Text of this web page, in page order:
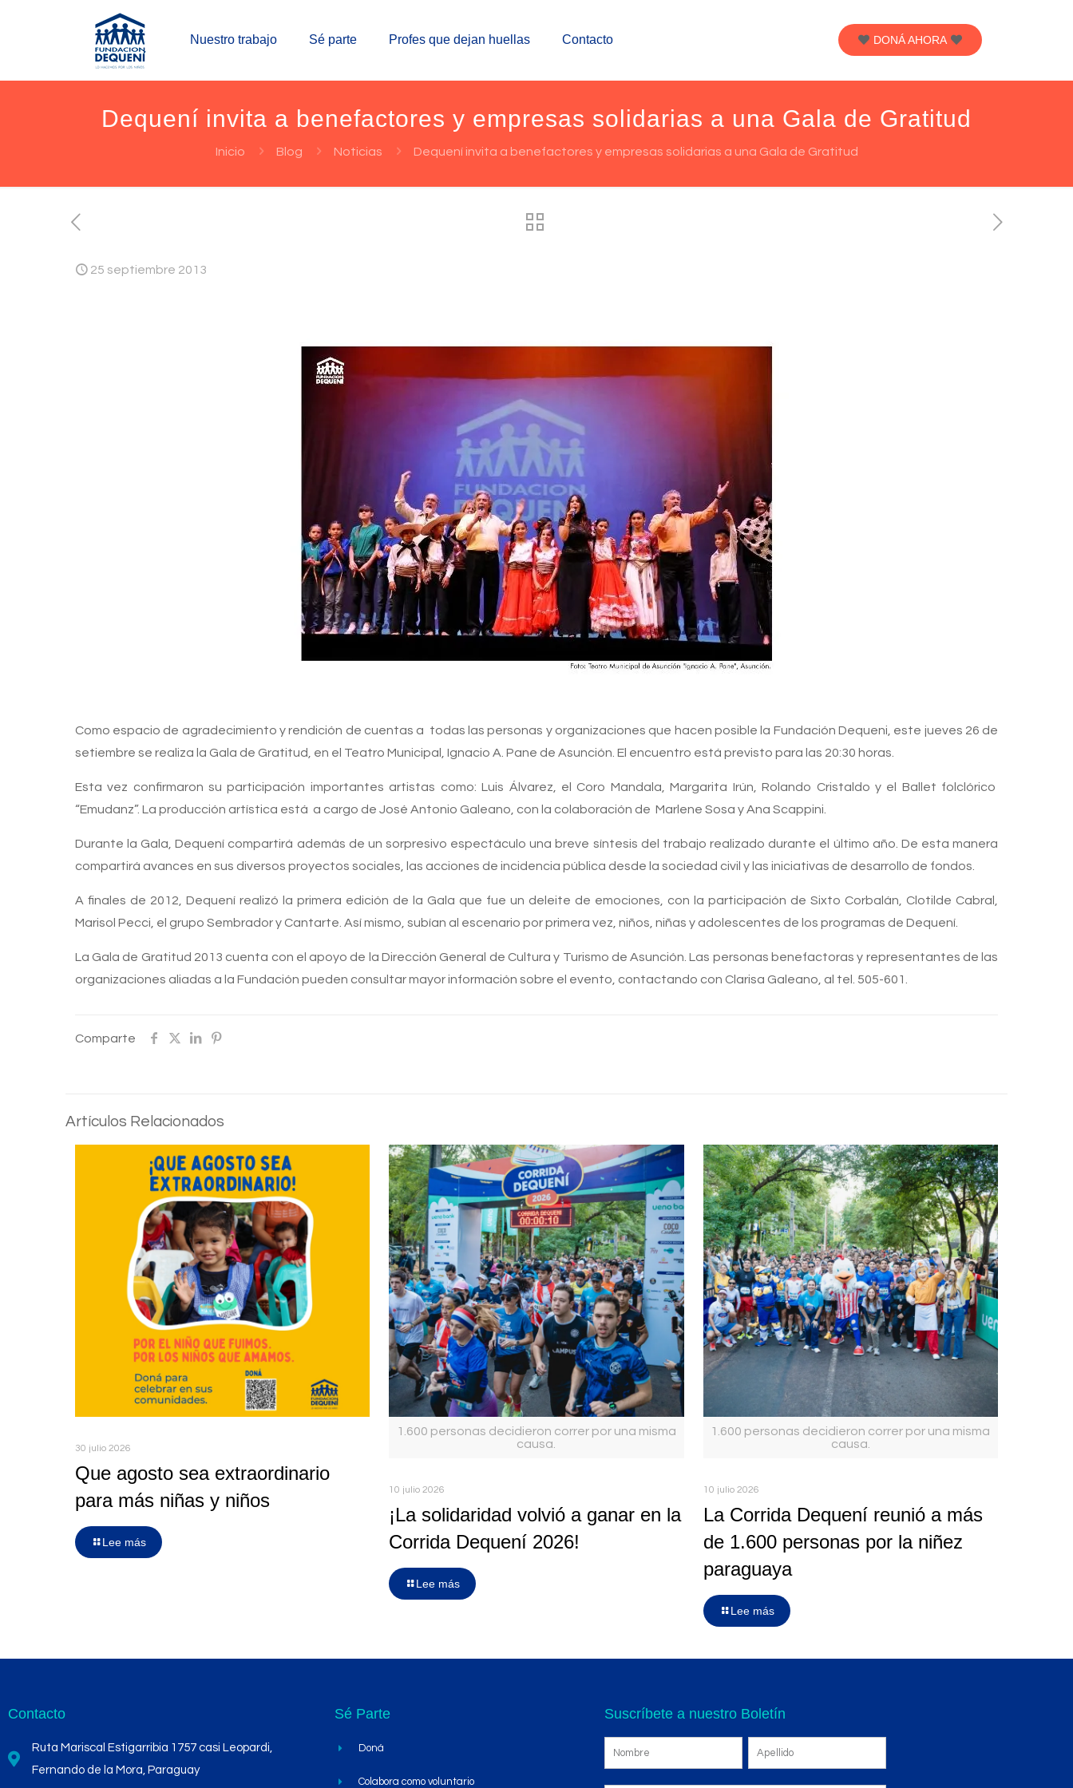
Nuestro trabajo Sé parte Profes que dejan huellas Contacto DONÁ AHORA
Dequení invita a benefactores y empresas solidarias a una Gala de Gratitud
Inicio Blog Noticias Dequení invita a benefactores y empresas solidarias a una Gala de Gratitud
25 septiembre 2013
Como espacio de agradecimiento y rendición de cuentas a todas las personas y organizaciones que hacen posible la Fundación Dequeni, este jueves 26 de
setiembre se realiza la Gala de Gratitud, en el Teatro Municipal, Ignacio A. Pane de Asunción. El encuentro está previsto para las 20:30 horas.
Esta vez confirmaron su participación importantes artistas como: Luis Álvarez, el Coro Mandala, Margarita Irún, Rolando Cristaldo y el Ballet folclórico
“Emudanz”. La producción artística está a cargo de José Antonio Galeano, con la colaboración de Marlene Sosa y Ana Scappini.
Durante la Gala, Dequení compartirá además de un sorpresivo espectáculo una breve síntesis del trabajo realizado durante el último año. De esta manera
compartirá avances en sus diversos proyectos sociales, las acciones de incidencia pública desde la sociedad civil y las iniciativas de desarrollo de fondos.
A finales de 2012, Dequení realizó la primera edición de la Gala que fue un deleite de emociones, con la participación de Sixto Corbalán, Clotilde Cabral,
Marisol Pecci, el grupo Sembrador y Cantarte. Así mismo, subían al escenario por primera vez, niños, niñas y adolescentes de los programas de Dequení.
La Gala de Gratitud 2013 cuenta con el apoyo de la Dirección General de Cultura y Turismo de Asunción. Las personas benefactoras y representantes de las
organizaciones aliadas a la Fundación pueden consultar mayor información sobre el evento, contactando con Clarisa Galeano, al tel. 505-601.
Comparte
Artículos Relacionados
30 julio 2026
Que agosto sea extraordinario
para más niñas y niños
Lee más
1.600 personas decidieron correr por una misma
causa.
10 julio 2026
¡La solidaridad volvió a ganar en la
Corrida Dequení 2026!
Lee más
1.600 personas decidieron correr por una misma
causa.
10 julio 2026
La Corrida Dequení reunió a más
de 1.600 personas por la niñez
paraguaya
Lee más
Contacto
Ruta Mariscal Estigarribia 1757 casi Leopardi,
Fernando de la Mora, Paraguay
Sé Parte
Doná
Colabora como voluntario
Suscríbete a nuestro Boletín